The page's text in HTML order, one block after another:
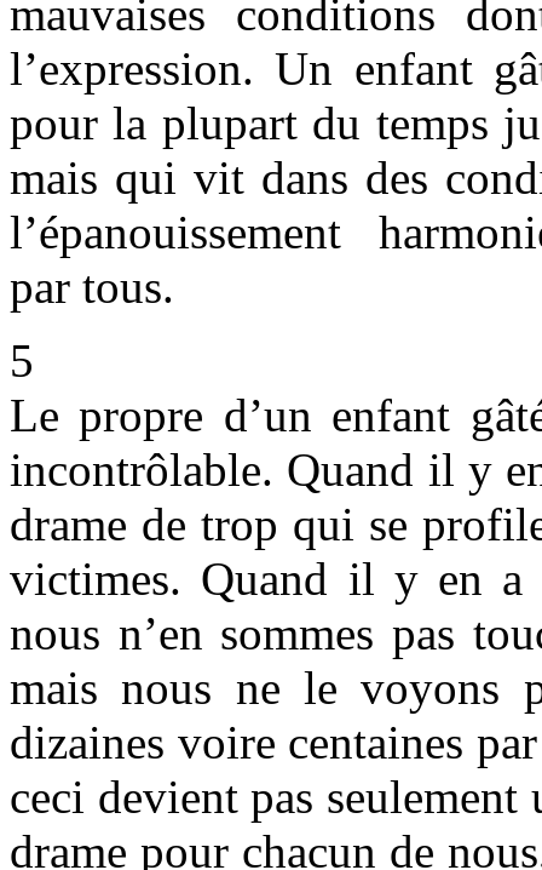
mauvaises conditions
l’expression. Un enfant
pour la plupart du temps
mais qui vit dans des
l’épanouissement
par tous.
5
Le propre d’un enfant
incontrôlable. Quand il y
drame de trop qui se
victimes. Quand il y en a
nous n’en sommes pas
mais nous ne le
dizaines voire centaines
ceci devient pas
drame pour chacun de